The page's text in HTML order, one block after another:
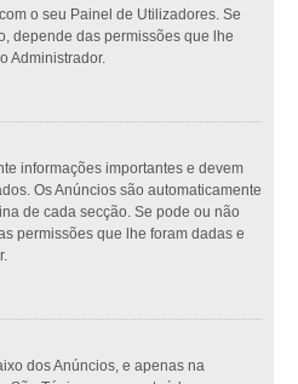
o seu Painel de Utilizadores. Se
depende das permissões que lhe
Administrador.
informações importantes e devem
Os Anúncios são automaticamente
de cada secção. Se pode ou não
permissões que lhe foram dadas e
dos Anúncios, e apenas na